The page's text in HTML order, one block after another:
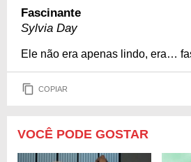
Fascinante
Sylvia Day
Ele não era apenas lindo, era…
COPIAR
VOCÊ PODE GOSTAR